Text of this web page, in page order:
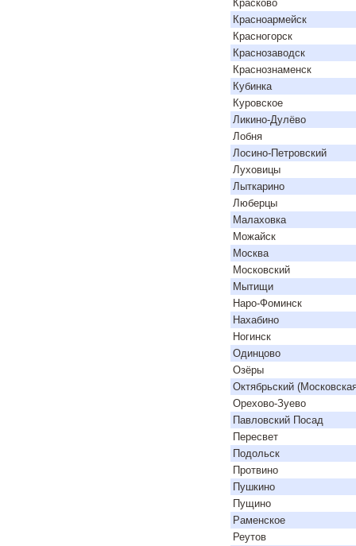
Красково
Красноармейск
Красногорск
Краснозаводск
Краснознаменск
Кубинка
Куровское
Ликино-Дулёво
Лобня
Лосино-Петровский
Луховицы
Лыткарино
Люберцы
Малаховка
Можайск
Москва
Московский
Мытищи
Наро-Фоминск
Нахабино
Ногинск
Одинцово
Озёры
Октябрьский
Орехово-Зуево
Павловский Посад
Пересвет
Подольск
Протвино
Пушкино
Пущино
Раменское
Реутов